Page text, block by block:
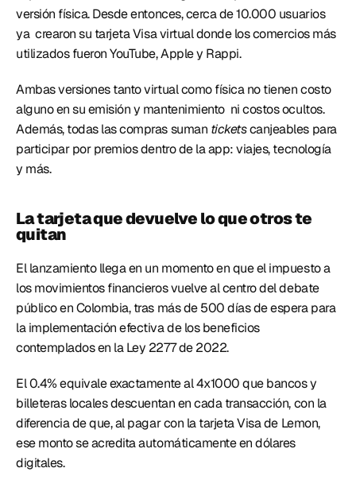
versión física. Desde entonces, cerca de 10.000 usuarios
ya  crearon su tarjeta Visa virtual donde los comercios más
utilizados fueron YouTube, Apple y Rappi.
Ambas versiones tanto virtual como física no tienen costo
alguno en su emisión y mantenimiento  ni costos ocultos.
Además, todas las compras suman tickets canjeables para
participar por premios dentro de la app: viajes, tecnología
y más.
La tarjeta que devuelve lo que otros te
quitan
El lanzamiento llega en un momento en que el impuesto a
los movimientos financieros vuelve al centro del debate
público en Colombia, tras más de 500 días de espera para
la implementación efectiva de los beneficios
contemplados en la Ley 2277 de 2022.
El 0.4% equivale exactamente al 4x1000 que bancos y
billeteras locales descuentan en cada transacción, con la
diferencia de que, al pagar con la tarjeta Visa de Lemon,
ese monto se acredita automáticamente en dólares
digitales.